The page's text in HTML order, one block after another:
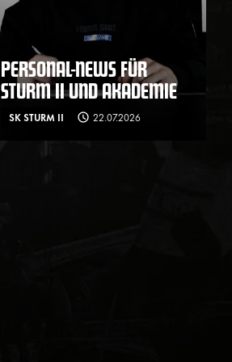
PERSONAL-NEWS FÜR
STURM II UND AKADEMIE
SK STURM II 22.07.2026